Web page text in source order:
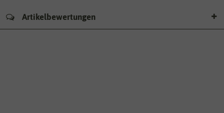
Artikelbewertungen